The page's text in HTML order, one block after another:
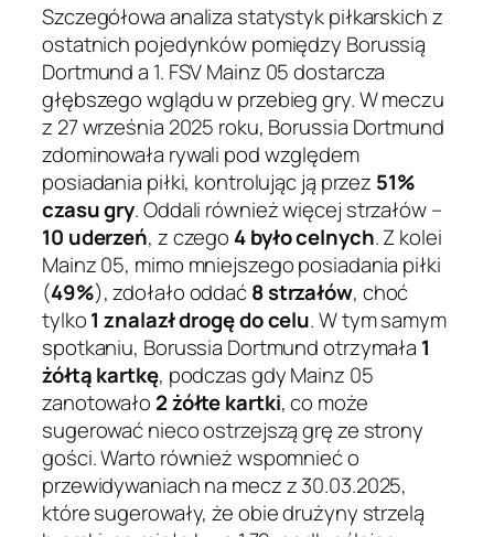
Szczegółowa analiza statystyk piłkarskich z
ostatnich pojedynków pomiędzy Borussią
Dortmund a 1. FSV Mainz 05 dostarcza
głębszego wglądu w przebieg gry. W meczu
z 27 września 2025 roku, Borussia Dortmund
zdominowała rywali pod względem
posiadania piłki, kontrolując ją przez 51%
czasu gry. Oddali również więcej strzałów –
10 uderzeń, z czego 4 było celnych. Z kolei
Mainz 05, mimo mniejszego posiadania piłki
(49%), zdołało oddać8 strzałów, choć
tylko1 znalazł drogę do celu. W tym samym
spotkaniu, Borussia Dortmund otrzymała 1
żółtą kartkę, podczas gdy Mainz 05
zanotowało 2 żółte kartki, co może
sugerować nieco ostrzejszą grę ze strony
gości. Warto również wspomnieć o
przewidywaniach na mecz z 30.03.2025,
które sugerowały, że obie drużyny strzelą